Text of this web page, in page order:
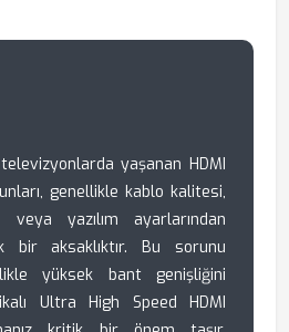
yaşanan HDMI
genellikle kablo kalitesi,
yazılım ayarlarından
bir aksaklıktır. Bu sorunu
yüksek bant genişliğini
Ultra High Speed HDMI